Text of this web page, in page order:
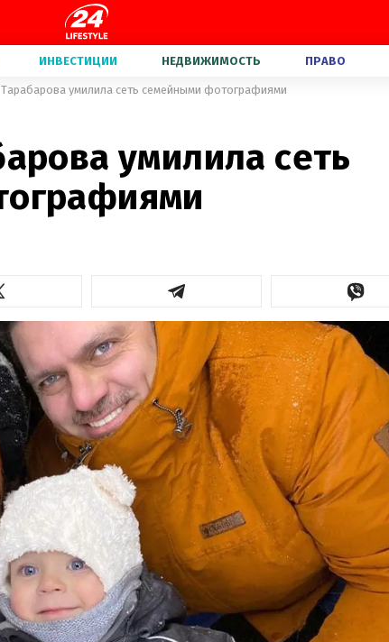
ИНВЕСТИЦИИ НЕДВИЖИМОСТЬ ПРАВО
Тарабарова умилила сеть семейными фотографиями
умилила сеть